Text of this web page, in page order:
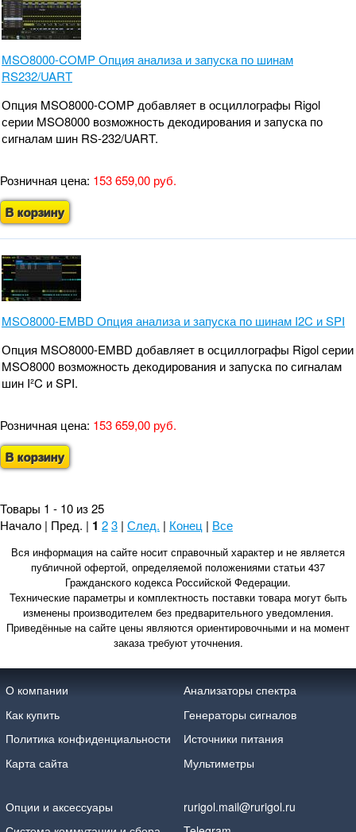
MSO8000-COMP Опция анализа и запуска по шинам
RS232/UART
Опция MSO8000-COMP добавляет в осциллографы Rigol
серии MSO8000 возможность декодирования и запуска по
сигналам шин RS-232/UART.
Розничная цена: 153 659,00 руб.
В корзину
MSO8000-EMBD Опция анализа и запуска по шинам I2C и SPI
Опция MSO8000-EMBD добавляет в осциллографы Rigol серии
MSO8000 возможность декодирования и запуска по сигналам
шин I²C и SPI.
Розничная цена: 153 659,00 руб.
В корзину
Товары 1 - 10 из 25
Начало | Пред. | 1 23 | След. | Конец | Все
Вся информация на сайте носит справочный характер и не является
публичной офертой, определяемой положениями статьи 437
Гражданского кодекса Российской Федерации.
Технические параметры и комплектность поставки товара могут быть
изменены производителем без предварительного уведомления.
Приведённые на сайте цены являются ориентировочными и на момент
заказа требуют уточнения.
О компании
Как купить
Политика конфиденциальности
Карта сайта
Анализаторы спектра
Генераторы сигналов
Источники питания
Мультиметры
Опции и аксессуары
rurigol.mail@rurigol.ru